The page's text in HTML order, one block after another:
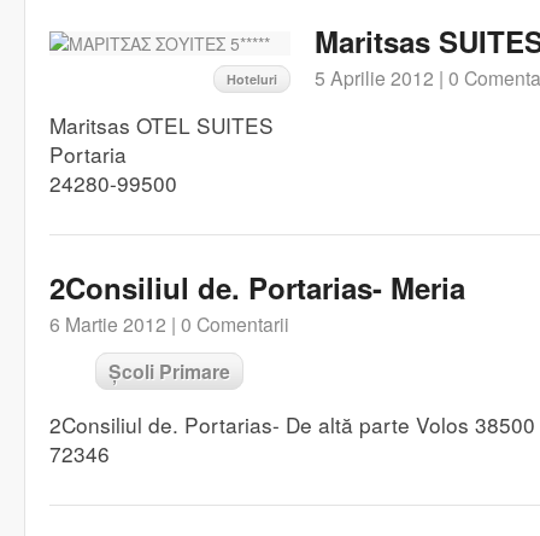
Hoteluri
Maritsas
5 Aprilie 2012 | 0
Maritsas OTEL SUITES
Portaria
24280-99500
2Consiliul de. Portarias- Meria
6 Martie 2012 | 0 Comentarii
Școli Primare
2Consiliul de. Portarias- De altă parte Volos
72346